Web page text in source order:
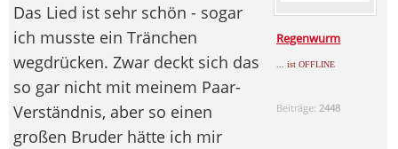
Regenwurm
... ist OFFLINE
Beiträge: 2448
Das Lied ist sehr schön - sogar
ich musste ein Tränchen
wegdrücken. Zwar deckt sich das
so gar nicht mit meinem Paar-
Verständnis, aber so einen
großen Bruder hätte ich mir